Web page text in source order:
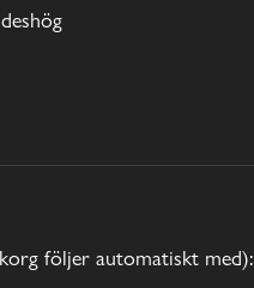
följer automatiskt med):